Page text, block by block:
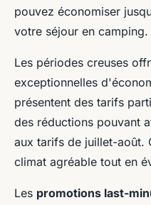
pouvez économiser
votre séjour en camping.
Les périodes creuses
exceptionnelles
présentent des tarifs
des réductions pouvant
aux tarifs de juillet-août.
climat agréable tout en
Les promotions last-